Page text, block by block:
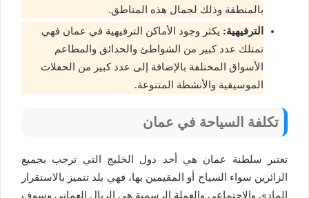
بالمنطقة وذلك لجمال هذه المناطق.
الترفيهية: يكثر وجود الأماكن الترفيهية في عمان فهي
تمتلك عدد كبير من الشواطئ والحدائق والمطاعم
الأسواق المختلفة بالإضافة إلى عدد كبير من الحفلات
الموسيقية والأنشطة المتنوعة.
تكلفة السياحة في عمان
تعتبر سلطنة عمان هي أحد دول الخليج التي ترحب بجميع
الزائرين سواء السياح أو المقيمين بها، فهي بلد تتميز بالاستقرار
المادي والاجتماعي والعملة الرسمية هي الريال العماني وسوف